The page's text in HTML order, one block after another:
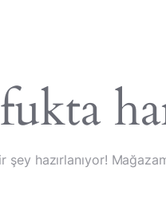
şey hazırlanıyor!